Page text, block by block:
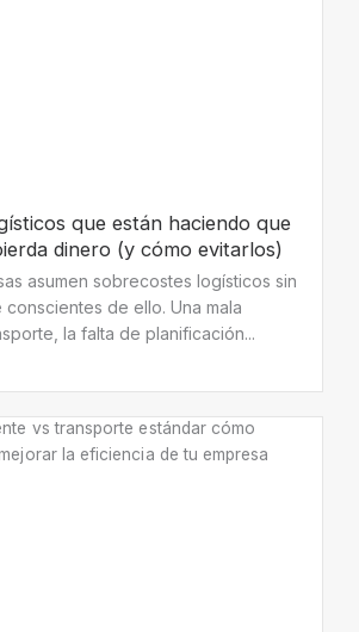
que están haciendo que
dinero (y cómo evitarlos)
asumen sobrecostes logísticos sin
de ello. Una mala
la falta de planificación...